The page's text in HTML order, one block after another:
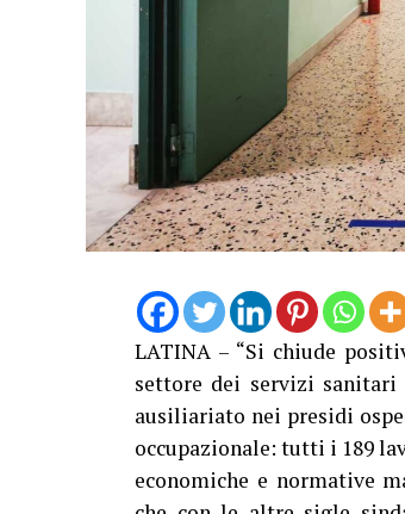
LATINA – “Si chiude
settore dei servizi
ausiliariato nei presidi
occupazionale: tutti i 189
economiche e normative